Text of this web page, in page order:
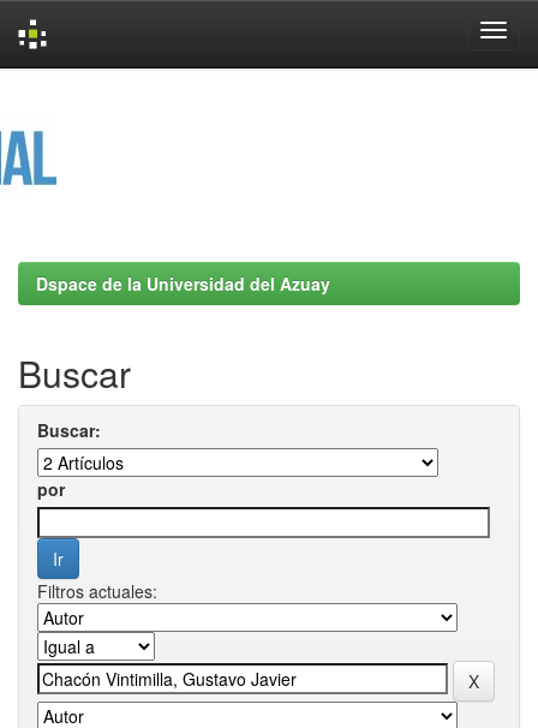
Dspace de la Universidad del Azuay
Buscar
Buscar:
por
Filtros actuales: